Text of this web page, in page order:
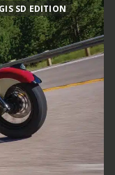
SD EDITION